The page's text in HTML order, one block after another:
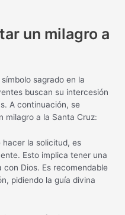
un milagro a
sagrado en la
buscan su intercesión
A continuación, se
milagro a la Santa Cruz:
hacer la solicitud, es
Esto implica tener una
Dios. Es recomendable
pidiendo la guía divina